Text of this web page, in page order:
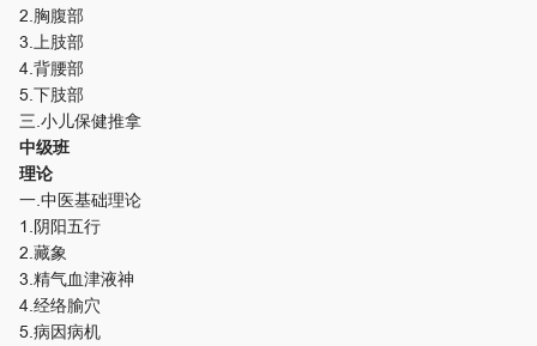
2.胸腹部
3.上肢部
4.背腰部
5.下肢部
三.小儿保健推拿
中级班
理论
一.中医基础理论
1.阴阳五行
2.藏象
3.精气血津液神
4.经络腧穴
5.病因病机